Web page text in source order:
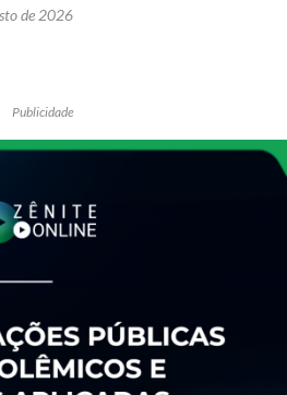
de 2026
Publicidade